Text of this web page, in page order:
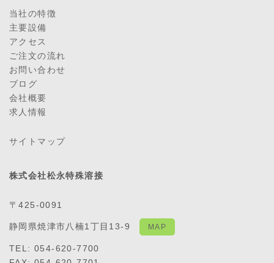
当社の特徴
主要設備
アクセス
ご注文の流れ
お問い合わせ
ブログ
会社概要
求人情報
サイトマップ
株式会社松永特殊溶接
〒425-0091
静岡県焼津市八楠1丁目13-9 MAP
TEL: 054-620-7700